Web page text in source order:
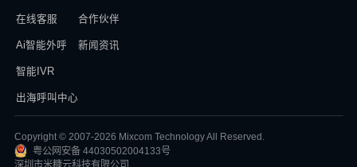
在线客服
Ai智能外呼
智能IVR
出海呼叫中心
合作伙伴
新闻资讯
Copyright © 2007-2026 Mixcom Technology All Reserved.
粤公网安备 44030502004133号